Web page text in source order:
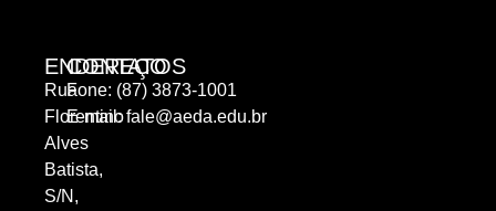
ENDEREÇO
Rua
Florentino
Alves
Batista,
S/N,
CONTATOS
Fone: (87) 3873-1001
E-mail:fale@aeda.edu.br